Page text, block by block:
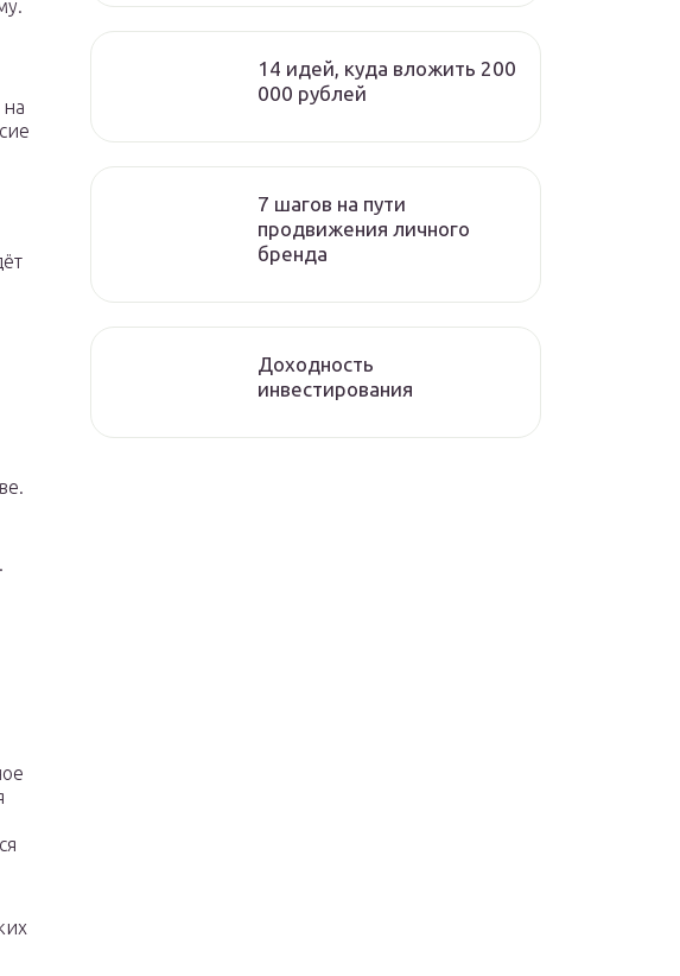
14 идей, куда вложить 200
000 рублей
7 шагов на пути
продвижения личного
бренда
Доходность
инвестирования